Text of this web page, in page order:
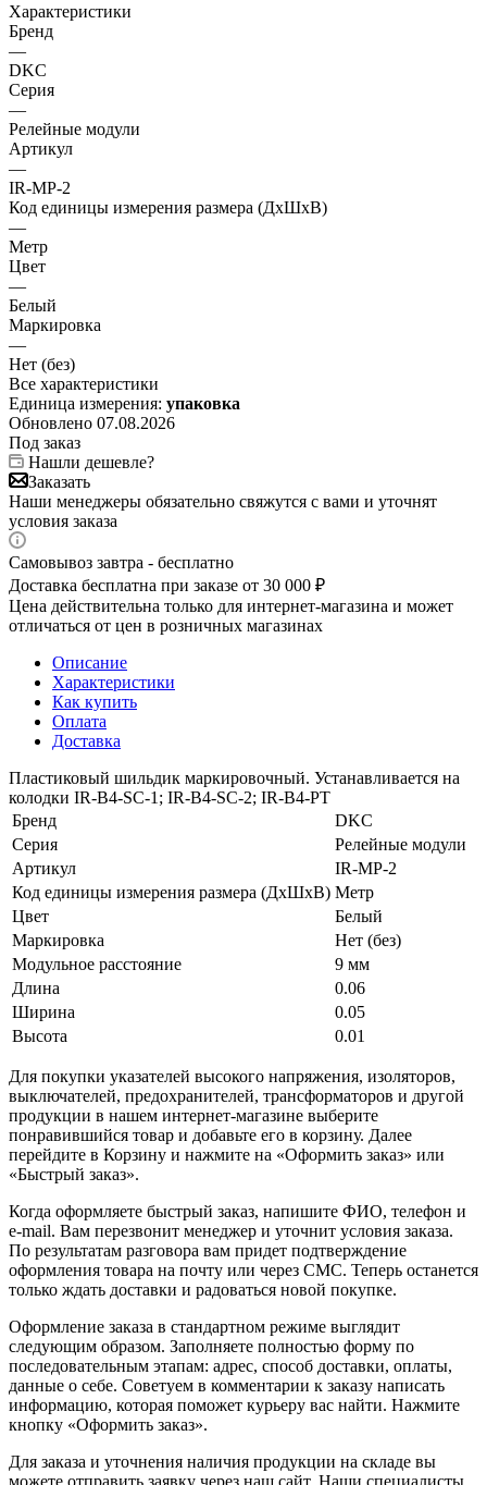
Характеристики
Бренд
—
DKC
Серия
—
Релейные модули
Артикул
—
IR-MP-2
Код единицы измерения размера (ДхШхВ)
—
Метр
Цвет
—
Белый
Маркировка
—
Нет (без)
Все характеристики
Единица измерения: упаковка
Обновлено 07.08.2026
Под заказ
Нашли дешевле?
Заказать
Наши менеджеры обязательно свяжутся с вами и уточнят
условия заказа
Самовывоз завтра - бесплатно
Доставка бесплатна при заказе от 30 000 ₽
Цена действительна только для интернет-магазина и может
отличаться от цен в розничных магазинах
Описание
Характеристики
Как купить
Оплата
Доставка
Пластиковый шильдик маркировочный. Устанавливается на
колодки IR-B4-SC-1; IR-B4-SC-2; IR-B4-PT
Бренд
DKC
Серия
Релейные модули
Артикул
IR-MP-2
Код единицы измерения размера (ДхШхВ) Метр
Цвет
Белый
Маркировка
Нет (без)
Модульное расстояние
9 мм
Длина
0.06
Ширина
0.05
Высота
0.01
Для покупки указателей высокого напряжения, изоляторов,
выключателей, предохранителей, трансформаторов и другой
продукции в нашем интернет-магазине выберите
понравившийся товар и добавьте его в корзину. Далее
перейдите в Корзину и нажмите на «Оформить заказ» или
«Быстрый заказ».
Когда оформляете быстрый заказ, напишите ФИО, телефон и
e-mail. Вам перезвонит менеджер и уточнит условия заказа.
По результатам разговора вам придет подтверждение
оформления товара на почту или через СМС. Теперь останется
только ждать доставки и радоваться новой покупке.
Оформление заказа в стандартном режиме выглядит
следующим образом. Заполняете полностью форму по
последовательным этапам: адрес, способ доставки, оплаты,
данные о себе. Советуем в комментарии к заказу написать
информацию, которая поможет курьеру вас найти. Нажмите
кнопку «Оформить заказ».
Для заказа и уточнения наличия продукции на складе вы
можете отправить заявку через наш сайт. Наши специалисты